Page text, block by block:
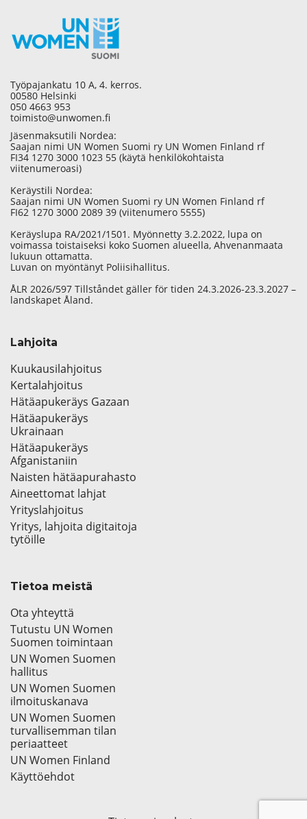
Työpajankatu 10 A, 4. kerros.
00580 Helsinki
050 4663 953
toimisto@unwomen.fi
Jäsenmaksutili Nordea:
Saajan nimi UN Women Suomi ry UN Women Finland rf
FI34 1270 3000 1023 55 (käytä henkilökohtaista
viitenumeroasi)
Keräystili Nordea:
Saajan nimi UN Women Suomi ry UN Women Finland rf
FI62 1270 3000 2089 39 (viitenumero 5555)
Keräyslupa RA/2021/1501. Myönnetty 3.2.2022, lupa on
voimassa toistaiseksi koko Suomen alueella, Ahvenanmaata
lukuun ottamatta.
Luvan on myöntänyt Poliisihallitus.
ÅLR 2026/597 Tillståndet gäller för tiden 24.3.2026-23.3.2027 –
landskapet Åland.
Lahjoita
Kuukausilahjoitus
Kertalahjoitus
Hätäapukeräys Gazaan
Hätäapukeräys
Ukrainaan
Hätäapukeräys
Afganistaniin
Naisten hätäapurahasto
Aineettomat lahjat
Yrityslahjoitus
Yritys, lahjoita digitaitoja
tytöille
Tietoa meistä
Ota yhteyttä
Tutustu UN Women
Suomen toimintaan
UN Women Suomen
hallitus
UN Women Suomen
ilmoituskanava
UN Women Suomen
turvallisemman tilan
periaatteet
UN Women Finland
Käyttöehdot